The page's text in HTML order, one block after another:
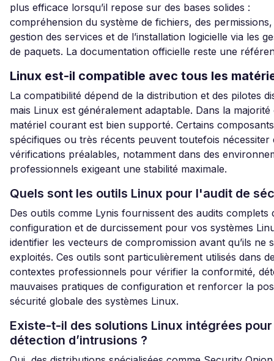
plus efficace lorsqu’il repose sur des bases solides :
compréhension du système de fichiers, des
gestion des services et de l’installation logicielle via les
de paquets. La documentation officielle reste une
Linux est-il compatible avec tous les
La compatibilité dépend de la distribution et des pilotes
mais Linux est généralement adaptable. Dans la majorité
matériel courant est bien supporté. Certains composants
spécifiques ou très récents peuvent toutefois nécessiter
vérifications préalables, notamment dans des
professionnels exigeant une stabilité maximale.
Quels sont les outils Linux pour l'audit de
Des outils comme Lynis fournissent des audits complets
configuration et de durcissement pour vos systèmes
identifier les vecteurs de compromission avant qu’ils ne
exploités. Ces outils sont particulièrement utilisés dans
contextes professionnels pour vérifier la conformité,
mauvaises pratiques de configuration et renforcer la
sécurité globale des systèmes Linux.
Existe-t-il des solutions Linux intégrées
détection d’intrusions ?